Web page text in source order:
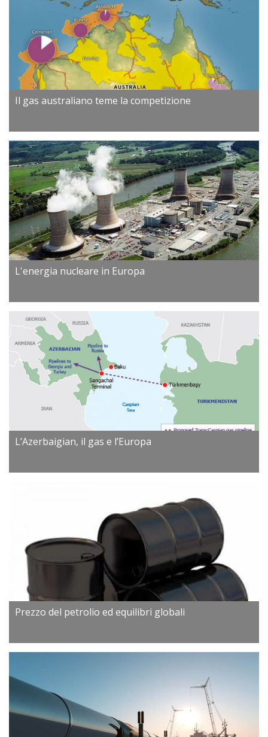
Il gas australiano teme la competizione
L'energia nucleare in Europa
L’Azerbaigian, il gas e l’Europa
Prezzo del petrolio ed equilibri globali